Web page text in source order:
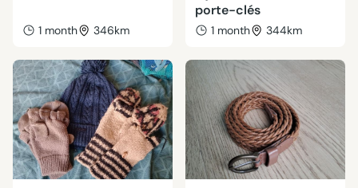
1 month 346km
porte-clés
1 month 344km